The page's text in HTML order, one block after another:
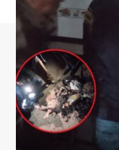
Diario
Nosotros
Contacto
Prensa